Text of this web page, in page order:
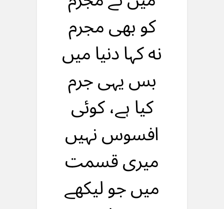
کو بهی مجرم
نه کہا دنیا میں
بس یہی جرم
کیا ہے، کوئی
افسوس نہیں
میری قسمت
میں جو لیکهے